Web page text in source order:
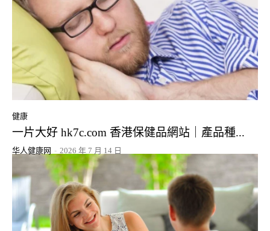
健康
一片大好 hk7c.com 香港保健品網站｜產品種...
华人健康网 - 2026 年 7 月 14 日